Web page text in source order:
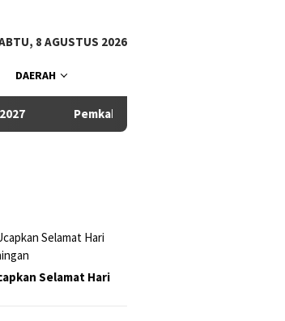
8 AGUSTUS 2026
DAERAH
Pemkab dan DPRD Badung Sepakati KUA-PPAS
Selamat Hari